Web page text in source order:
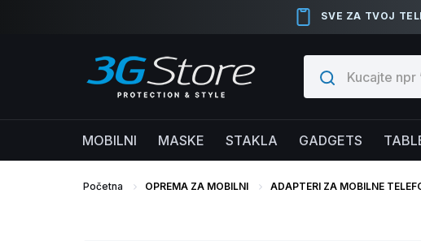
SVE ZA TVOJ
MOBILNI MASKE STAKLA GADGETS
Početna OPREMA ZA MOBILNI ADAPTERI ZA MOBILNE